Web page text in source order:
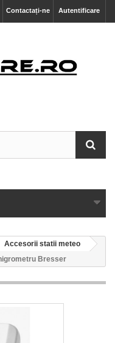
Autentificare
Contactați-ne
Accesorii statii meteo
Bresser